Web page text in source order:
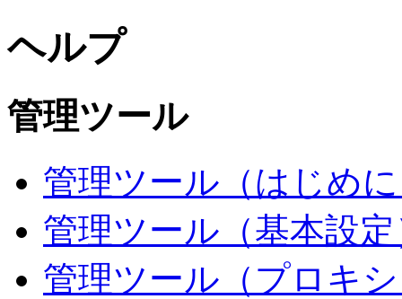
ヘルプ
管理ツール
管理ツール（はじめ
管理ツール（基本設
管理ツール（プロキ